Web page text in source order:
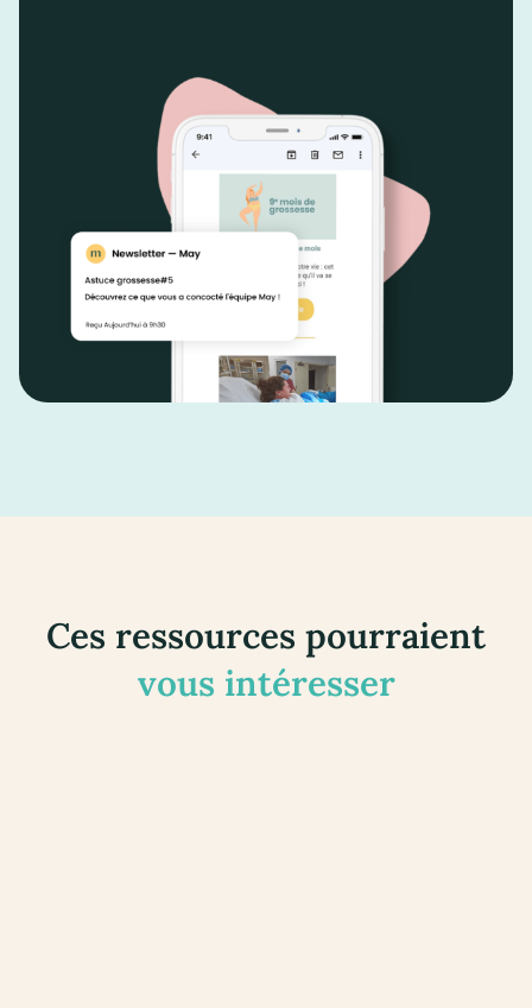
Ces ressources pourraient
vous intéresser